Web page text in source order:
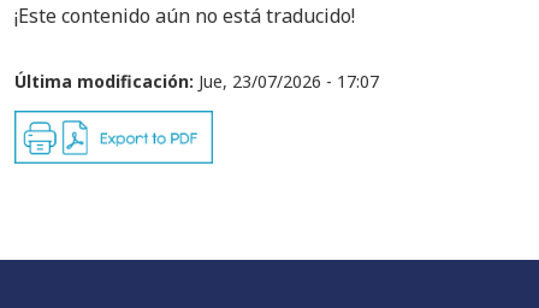
¡Este contenido aún no está traducido!
Última modificación: Jue, 23/07/2026 - 17:07